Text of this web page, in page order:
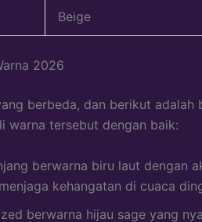
Beige
2026
berbeda, dan berikut adalah
warna tersebut dengan baik:
berwarna biru laut dengan
kehangatan di cuaca
berwarna hijau sage yang